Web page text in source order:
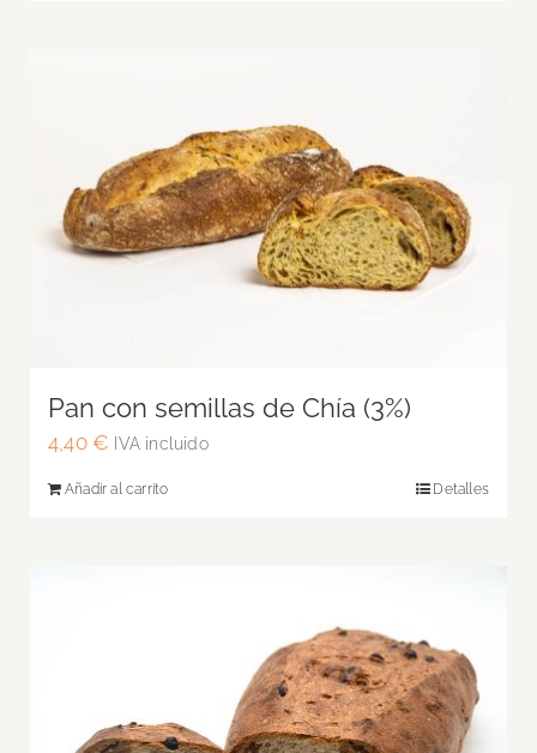
Pan con semillas de Chía (3%)
4,40 € IVA incluido
Añadir al carrito Detalles